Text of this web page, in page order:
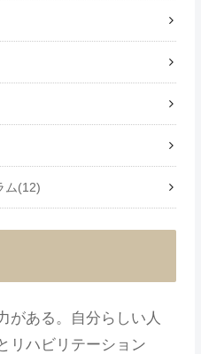
ム 12
がある。自分らしい人
リハビリテーション